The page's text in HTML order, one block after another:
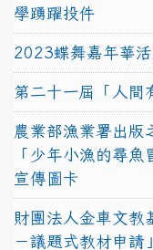
學踴躍投件
2023蝶舞嘉年華活
第二十一屆「人間
農業部漁業署出版
「少年小漁的尋
宣傳圖卡
財團法人金車文教
－議題式教材申請